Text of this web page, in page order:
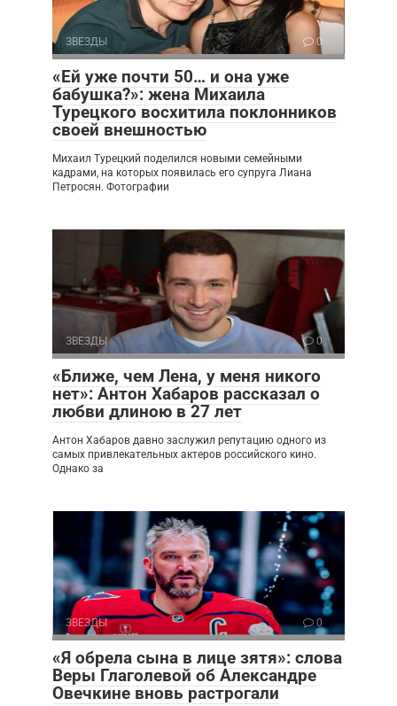
ЗВЕЗДЫ 0
«Ей уже почти 50… и она уже
бабушка?»: жена Михаила
Турецкого восхитила поклонников
своей внешностью
Михаил Турецкий поделился новыми семейными
кадрами, на которых появилась его супруга Лиана
Петросян. Фотографии
ЗВЕЗДЫ 0
«Ближе, чем Лена, у меня никого
нет»: Антон Хабаров рассказал о
любви длиною в 27 лет
Антон Хабаров давно заслужил репутацию одного из
самых привлекательных актеров российского кино.
Однако за
ЗВЕЗДЫ 0
«Я обрела сына в лице зятя»: слова
Веры Глаголевой об Александре
Овечкине вновь растрогали